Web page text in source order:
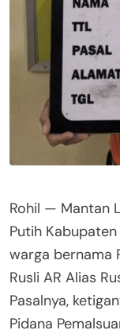
Rohil — Mantan
Putih
warga bernama
Rusli AR Alias
Pasalnya,
Pidana